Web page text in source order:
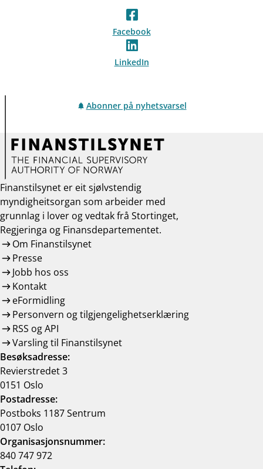
Facebook
LinkedIn
Abonner på nyhetsvarsel
Finanstilsynet er eit sjølvstendig
myndigheitsorgan som arbeider med
grunnlag i lover og vedtak frå Stortinget,
Regjeringa og Finansdepartementet.
Om Finanstilsynet
Presse
Jobb hos oss
Kontakt
eFormidling
Personvern og tilgjengelighetserklæring
RSS og API
Varsling til Finanstilsynet
Besøksadresse:
Revierstredet 3
0151 Oslo
Postadresse:
Postboks 1187 Sentrum
0107 Oslo
Organisasjonsnummer:
840 747 972